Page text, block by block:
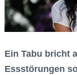
Ein Tabu bricht
Essstörungen